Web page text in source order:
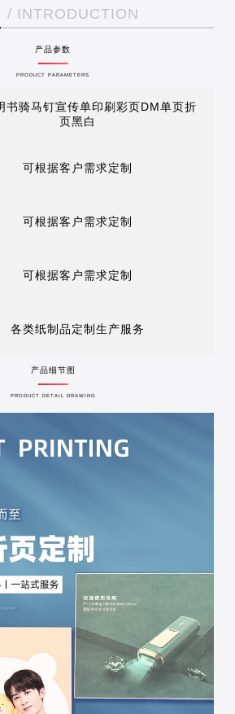
/ INTRODUCTION
产品参数
PRODUCT PARAMETERS
书骑马钉宣传单印刷彩页DM单页折
页黑白
可根据客户需求定制
可根据客户需求定制
可根据客户需求定制
各类纸制品定制生产服务
产品细节图
PRODUCT DETAIL DRAWING